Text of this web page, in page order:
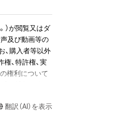
目か、後半の数
"Merry
合は、1小節目
さで書き出して
）が閲覧又はダ
声及び動画等の
、購入者等以外
、特許権、実
権利について
に関する知的財
翻訳（AI）を表示